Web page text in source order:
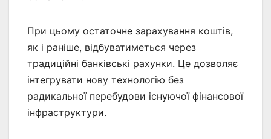
При цьому остаточне зарахування коштів,
як і раніше, відбуватиметься через
традиційні банківські рахунки. Це дозволяє
інтегрувати нову технологію без
радикальної перебудови існуючої фінансової
інфраструктури.